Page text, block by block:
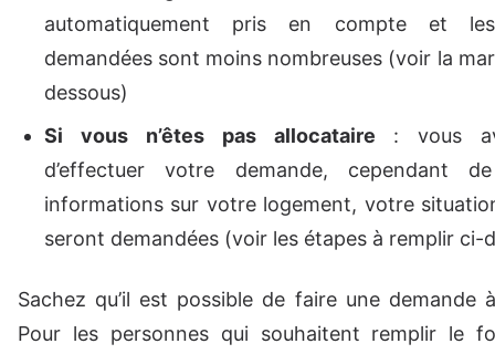
automatiquement pris en compte et
demandées sont moins nombreuses (voir la
dessous)
Si vous n’êtes pas allocataire : vous
d’effectuer votre demande, cependant
informations sur votre logement, votre
seront demandées (voir les étapes à remplir ci-
Sachez qu’il est possible de faire une demande
Pour les personnes qui souhaitent remplir le